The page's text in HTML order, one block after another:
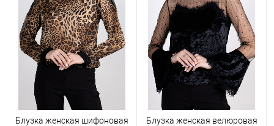
Блузка женская шифоновая
Блузка женская велюровая